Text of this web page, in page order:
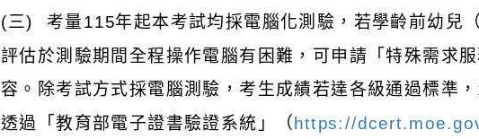
(三) 考量115年起本考試均採電腦化測驗，若學齡前幼兒（
評估於測驗期間全程操作電腦有困難，可申請「特殊需求
容。除考試方式採電腦測驗，考生成績若達各級通過標準，
透過「教育部電子證書驗證系統」（ https://